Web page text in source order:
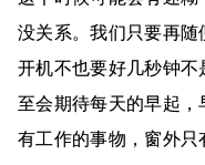
没关系。我们只要再
开机不也要好几秒钟
至会期待每天的早起
有工作的事物，窗外